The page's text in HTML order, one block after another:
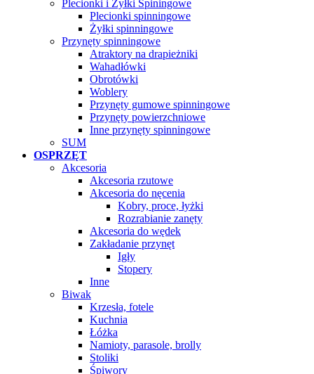
Plecionki i Żyłki Spiningowe
Plecionki spinningowe
Żyłki spinningowe
Przynęty spinningowe
Atraktory na drapieżniki
Wahadłówki
Obrotówki
Woblery
Przynęty gumowe spinningowe
Przynęty powierzchniowe
Inne przynęty spinningowe
SUM
OSPRZĘT
Akcesoria
Akcesoria rzutowe
Akcesoria do nęcenia
Kobry, proce, łyżki
Rozrabianie zanęty
Akcesoria do wędek
Zakładanie przynęt
Igły
Stopery
Inne
Biwak
Krzesła, fotele
Kuchnia
Łóżka
Namioty, parasole, brolly
Stoliki
Śpiwory